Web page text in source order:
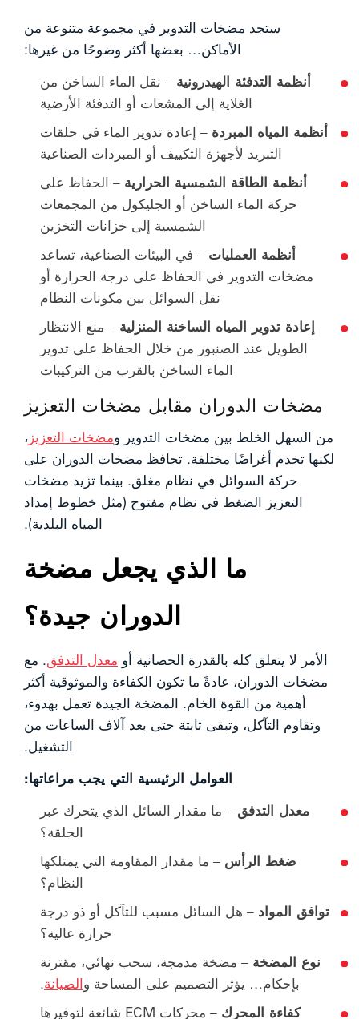
ستجد مضخات التدوير في مجموعة متنوعة من
الأماكن… بعضها أكثر وضوحًا من غيرها:
أنظمة التدفئة الهيدرونية – نقل الماء الساخن من
الغلاية إلى المشعات أو التدفئة الأرضية
أنظمة المياه المبردة – إعادة تدوير الماء في حلقات
التبريد لأجهزة التكييف أو المبردات الصناعية
أنظمة الطاقة الشمسية الحرارية – الحفاظ على
حركة الماء الساخن أو الجليكول من المجمعات
الشمسية إلى خزانات التخزين
أنظمة العمليات – في البيئات الصناعية، تساعد
مضخات التدوير في الحفاظ على درجة الحرارة أو
نقل السوائل بين مكونات النظام
إعادة تدوير المياه الساخنة المنزلية – منع الانتظار
الطويل عند الصنبور من خلال الحفاظ على تدوير
الماء الساخن بالقرب من التركيبات
مضخات الدوران مقابل مضخات التعزيز
من السهل الخلط بين مضخات التدوير ومضخات التعزيز ،
لكنها تخدم أغراضًا مختلفة. تحافظ مضخات الدوران على
حركة السوائل في نظام مغلق. بينما تزيد مضخات
التعزيز الضغط في نظام مفتوح (مثل خطوط إمداد
المياه البلدية).
ما الذي يجعل مضخة
الدوران جيدة؟
الأمر لا يتعلق كله بالقدرة الحصانية أو معدل التدفق. مع
مضخات الدوران، عادةً ما تكون الكفاءة والموثوقية أكثر
أهمية من القوة الخام. المضخة الجيدة تعمل بهدوء،
وتقاوم التآكل، وتبقى ثابتة حتى بعد آلاف الساعات من
التشغيل.
العوامل الرئيسية التي يجب مراعاتها:
معدل التدفق – ما مقدار السائل الذي يتحرك عبر
الحلقة؟
ضغط الرأس – ما مقدار المقاومة التي يمتلكها
النظام؟
توافق المواد – هل السائل مسبب للتآكل أو ذو درجة
حرارة عالية؟
نوع المضخة – مضخة مدمجة، سحب نهائي، مقترنة
بإحكام… يؤثر التصميم على المساحة والصيانة.
كفاءة المحرك
– محركات ECM شائعة لتوفيرها